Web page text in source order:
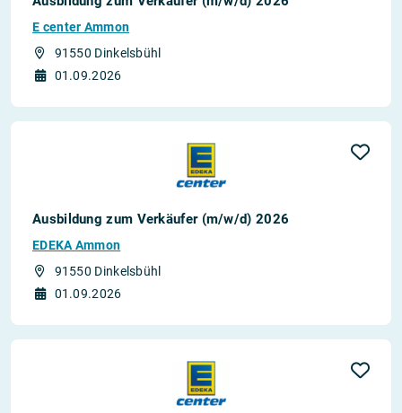
E center Ammon
91550 Dinkelsbühl
01.09.2026
Ausbildung zum Verkäufer (m/w/d) 2026
EDEKA Ammon
91550 Dinkelsbühl
01.09.2026